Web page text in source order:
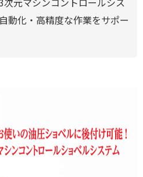
動化・高精度な作業をサポー